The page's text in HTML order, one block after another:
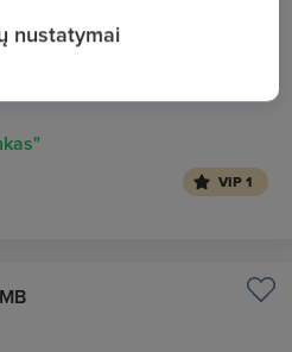
VIP 1
nustatymai